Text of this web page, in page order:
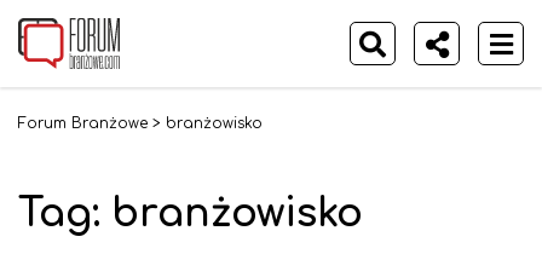
Forum Branżowe > branżowisko
Tag: branżowisko